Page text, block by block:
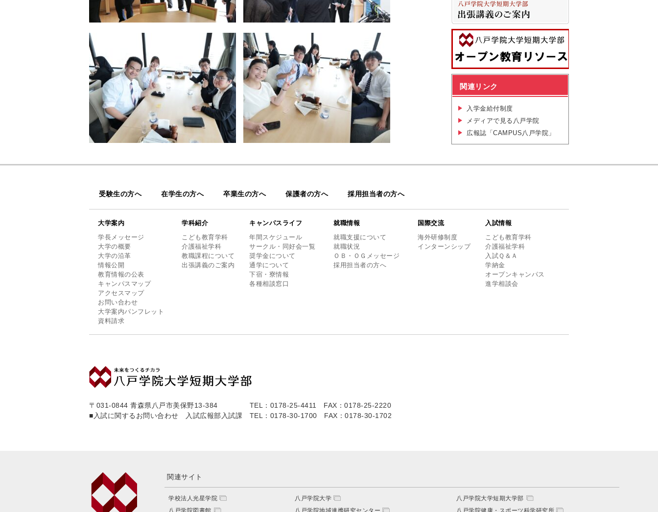
関連リンク
入学金給付制度
メディアで見る八戸学院
広報誌「CAMPUS八戸学院」
受験生の方へ 在学生の方へ 卒業生の方へ 保護者の方へ 採用担当者の方へ
大学案内
学長メッセージ
大学の概要
大学の沿革
情報公開
教育情報の公表
キャンパスマップ
アクセスマップ
お問い合わせ
大学案内パンフレット
資料請求
学科紹介
こども教育学科
介護福祉学科
教職課程について
出張講義のご案内
キャンパスライフ
年間スケジュール
サークル・同好会一覧
奨学金について
通学について
下宿・寮情報
各種相談窓口
就職情報
就職支援について
就職状況
ＯＢ・ＯＧメッセージ
採用担当者の方へ
国際交流
海外研修制度
インターンシップ
入試情報
こども教育学科
介護福祉学科
入試Ｑ＆Ａ
学納金
オープンキャンパス
進学相談会
〒031-0844 青森県八戸市美保野13-384 TEL：0178-25-4411
FAX：0178-25-2220
■入試に関するお問い合わせ 入試広報部入試課
TEL：0178-30-1700 FAX：0178-30-1702
関連サイト
学校法人光星学院 八戸学院大学
八戸学院大学短期大学部
八戸学院図書館
八戸学院地域連携研究センター 八戸学院健康・スポーツ科学研究所